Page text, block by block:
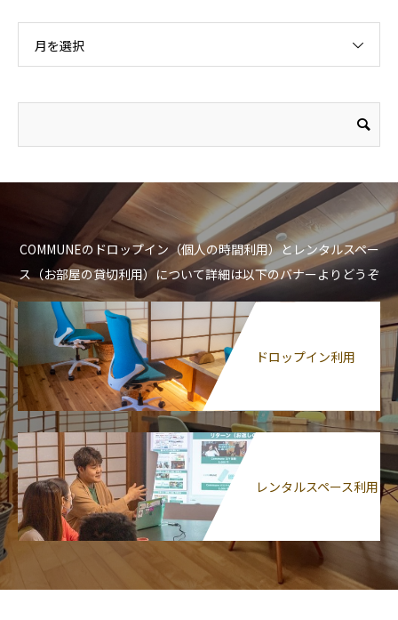
月を選択
COMMUNEのドロップイン（個人の時間利用）とレンタルスペー
ス（お部屋の貸切利用）について詳細は以下のバナーよりどうぞ
ドロップイン利用
レンタルスペース利用